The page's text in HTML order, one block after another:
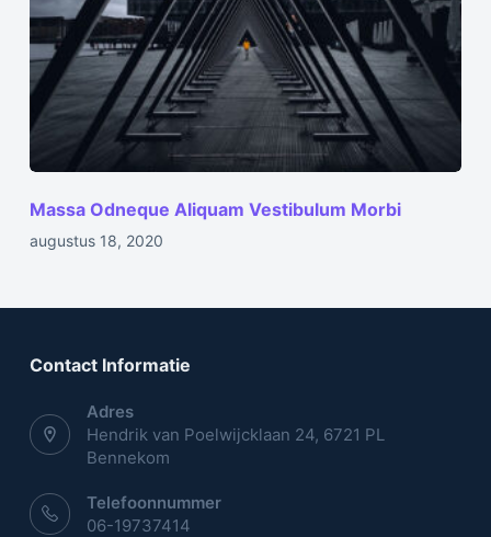
Massa Odneque Aliquam Vestibulum Morbi
augustus 18, 2020
Contact Informatie
Adres
Hendrik van Poelwijcklaan 24, 6721 PL
Bennekom
Telefoonnummer
06-19737414